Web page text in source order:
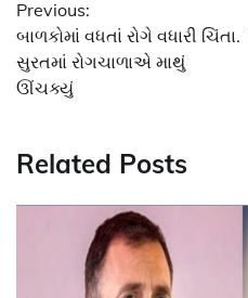
navigation
Previous:
બાળકોમાં વધતાં રોગે વધારી ચિંતા.
સુરતમાં રોગચાળાએ માથું
ઊંચક્યું
Related Posts